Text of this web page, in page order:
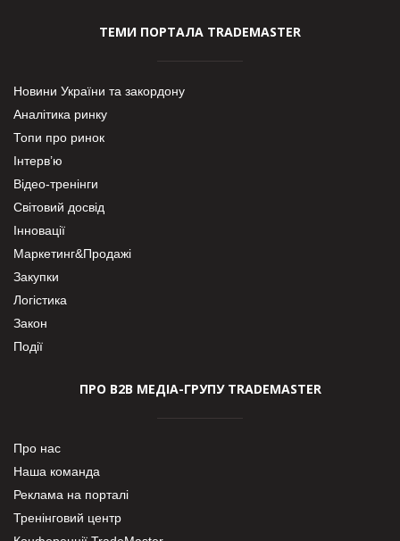
ТЕМИ ПОРТАЛА TRADEMASTER
Новини України та закордону
Аналітика ринку
Топи про ринок
Інтерв’ю
Відео-тренінги
Світовий досвід
Інновації
Маркетинг&Продажі
Закупки
Логістика
Закон
Події
ПРО В2В МЕДІА-ГРУПУ TRADEMASTER
Про нас
Наша команда
Реклама на порталі
Тренінговий центр